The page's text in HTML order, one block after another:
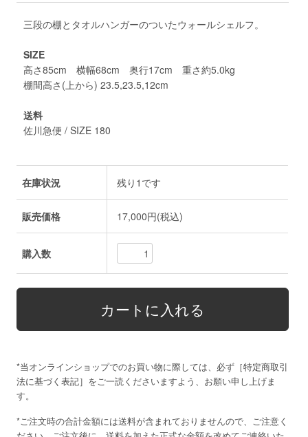
三段の棚とタオルハンガーのついたウォールシェルフ。
SIZE
高さ85cm 横幅68cm 奥行17cm 重さ約5.0kg
棚間高さ(上から) 23.5,23.5,12cm
送料
佐川急便 / SIZE 180
在庫状況 残り1です
販売価格 17,000円(税込)
購入数
*当オンラインショップでのお買い物に際しては、必ず［特定商取引
法に基づく表記］をご一読くださいますよう、お願い申し上げま
す。
*ご注文時の合計金額には送料が含まれておりませんので、ご注意く